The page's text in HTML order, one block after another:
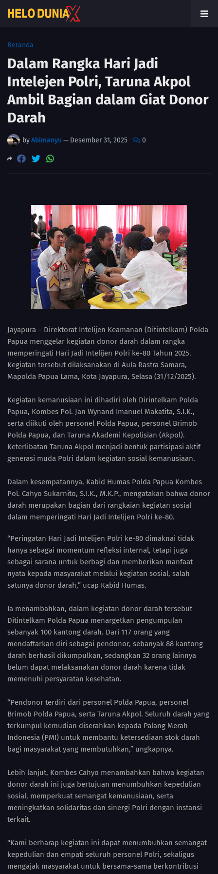
Beranda
Dalam Rangka Hari Jadi
Intelejen Polri, Taruna Akpol
Ambil Bagian dalam Giat Donor
Darah
byAbimanyu — Desember 31, 2025 0
Jayapura – Direktorat Intelijen Keamanan (Ditintelkam) Polda
Papua menggelar kegiatan donor darah dalam rangka
memperingati Hari Jadi Intelijen Polri ke-80 Tahun 2025.
Kegiatan tersebut dilaksanakan di Aula Rastra Samara,
Mapolda Papua Lama, Kota Jayapura, Selasa (31/12/2025).
Kegiatan kemanusiaan ini dihadiri oleh Dirintelkam Polda
Papua, Kombes Pol. Jan Wynand Imanuel Makatita, S.I.K.,
serta diikuti oleh personel Polda Papua, personel Brimob
Polda Papua, dan Taruna Akademi Kepolisian (Akpol).
Keterlibatan Taruna Akpol menjadi bentuk partisipasi aktif
generasi muda Polri dalam kegiatan sosial kemanusiaan.
Dalam kesempatannya, Kabid Humas Polda Papua Kombes
Pol. Cahyo Sukarnito, S.I.K., M.K.P., mengatakan bahwa donor
darah merupakan bagian dari rangkaian kegiatan sosial
dalam memperingati Hari Jadi Intelijen Polri ke-80.
“Peringatan Hari Jadi Intelijen Polri ke-80 dimaknai tidak
hanya sebagai momentum refleksi internal, tetapi juga
sebagai sarana untuk berbagi dan memberikan manfaat
nyata kepada masyarakat melalui kegiatan sosial, salah
satunya donor darah,” ucap Kabid Humas.
Ia menambahkan, dalam kegiatan donor darah tersebut
Ditintelkam Polda Papua menargetkan pengumpulan
sebanyak 100 kantong darah. Dari 117 orang yang
mendaftarkan diri sebagai pendonor, sebanyak 88 kantong
darah berhasil dikumpulkan, sedangkan 32 orang lainnya
belum dapat melaksanakan donor darah karena tidak
memenuhi persyaratan kesehatan.
“Pendonor terdiri dari personel Polda Papua, personel
Brimob Polda Papua, serta Taruna Akpol. Seluruh darah yang
terkumpul kemudian diserahkan kepada Palang Merah
Indonesia (PMI) untuk membantu ketersediaan stok darah
bagi masyarakat yang membutuhkan,” ungkapnya.
Lebih lanjut, Kombes Cahyo menambahkan bahwa kegiatan
donor darah ini juga bertujuan menumbuhkan kepedulian
sosial, memperkuat semangat kemanusiaan, serta
meningkatkan solidaritas dan sinergi Polri dengan instansi
terkait.
“Kami berharap kegiatan ini dapat menumbuhkan semangat
kepedulian dan empati seluruh personel Polri, sekaligus
mengajak masyarakat untuk bersama-sama berkontribusi